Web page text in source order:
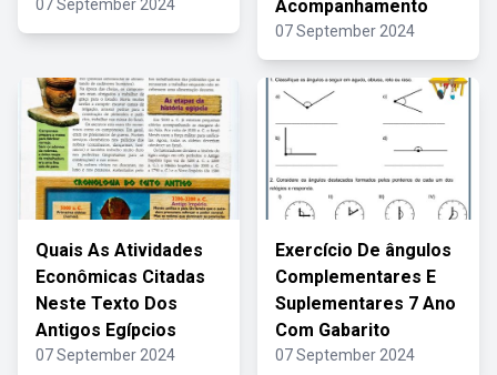
07 September 2024
Acompanhamento
07 September 2024
Quais As Atividades
Econômicas Citadas
Neste Texto Dos
Antigos Egípcios
07 September 2024
Exercício De ângulos
Complementares E
Suplementares 7 Ano
Com Gabarito
07 September 2024